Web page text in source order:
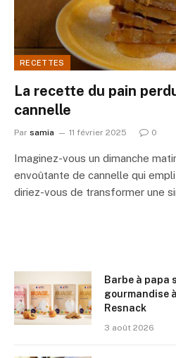
RECETTES
La recette du pain
cannelle
Par samia 11 février 2025 0
Imaginez-vous un dimanche
envoûtante de cannelle qui
diriez-vous de transformer une
Barbe à papa
gourmandise
Resnack
3 août 2026